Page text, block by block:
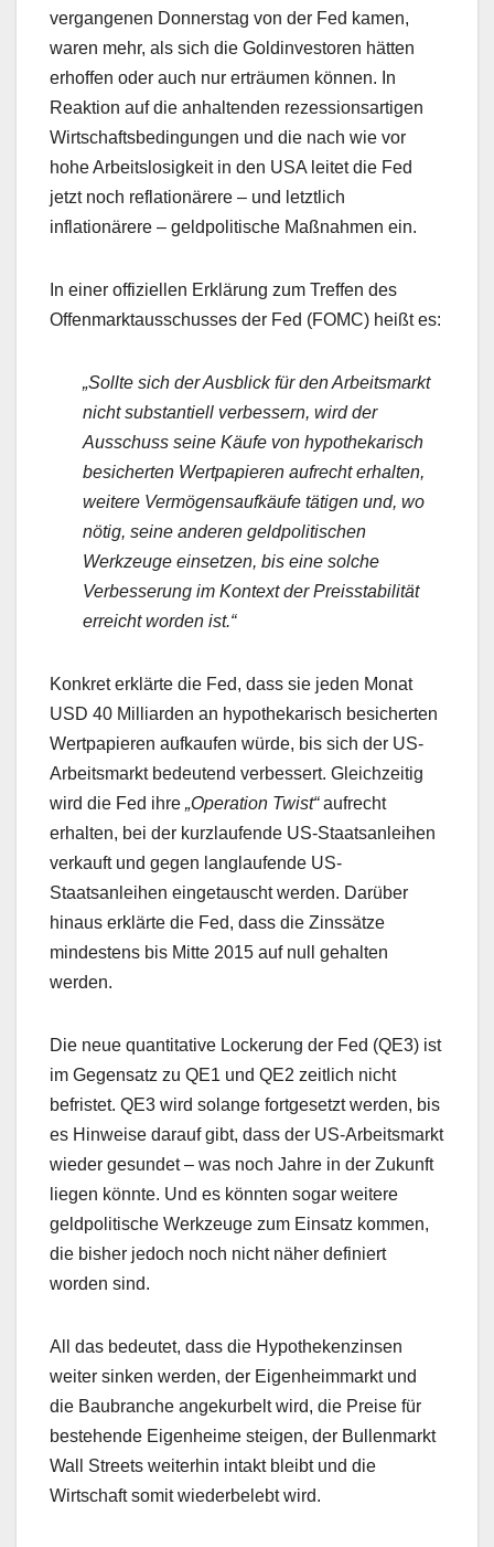
vergangenen Donnerstag von der Fed kamen,
waren mehr, als sich die Goldinvestoren hätten
erhoffen oder auch nur erträumen können. In
Reaktion auf die anhaltenden rezessionsartigen
Wirtschaftsbedingungen und die nach wie vor
hohe Arbeitslosigkeit in den USA leitet die Fed
jetzt noch reflationärere – und letztlich
inflationärere – geldpolitische Maßnahmen ein.
In einer offiziellen Erklärung zum Treffen des
Offenmarktausschusses der Fed (FOMC) heißt es:
„Sollte sich der Ausblick für den Arbeitsmarkt
nicht substantiell verbessern, wird der
Ausschuss seine Käufe von hypothekarisch
besicherten Wertpapieren aufrecht erhalten,
weitere Vermögensaufkäufe tätigen und, wo
nötig, seine anderen geldpolitischen
Werkzeuge einsetzen, bis eine solche
Verbesserung im Kontext der Preisstabilität
erreicht worden ist.“
Konkret erklärte die Fed, dass sie jeden Monat
USD 40 Milliarden an hypothekarisch besicherten
Wertpapieren aufkaufen würde, bis sich der US-
Arbeitsmarkt bedeutend verbessert. Gleichzeitig
wird die Fed ihre „Operation Twist“aufrecht
erhalten, bei der kurzlaufende US-Staatsanleihen
verkauft und gegen langlaufende US-
Staatsanleihen eingetauscht werden. Darüber
hinaus erklärte die Fed, dass die Zinssätze
mindestens bis Mitte 2015 auf null gehalten
werden.
Die neue quantitative Lockerung der Fed (QE3) ist
im Gegensatz zu QE1 und QE2 zeitlich nicht
befristet. QE3 wird solange fortgesetzt werden, bis
es Hinweise darauf gibt, dass der US-Arbeitsmarkt
wieder gesundet – was noch Jahre in der Zukunft
liegen könnte. Und es könnten sogar weitere
geldpolitische Werkzeuge zum Einsatz kommen,
die bisher jedoch noch nicht näher definiert
worden sind.
All das bedeutet, dass die Hypothekenzinsen
weiter sinken werden, der Eigenheimmarkt und
die Baubranche angekurbelt wird, die Preise für
bestehende Eigenheime steigen, der Bullenmarkt
Wall Streets weiterhin intakt bleibt und die
Wirtschaft somit wiederbelebt wird.